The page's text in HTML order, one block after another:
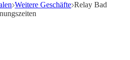
Weitere Geschäfte Relay Bad